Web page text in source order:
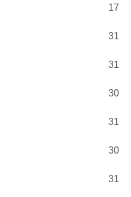
17
31
31
30
31
30
31